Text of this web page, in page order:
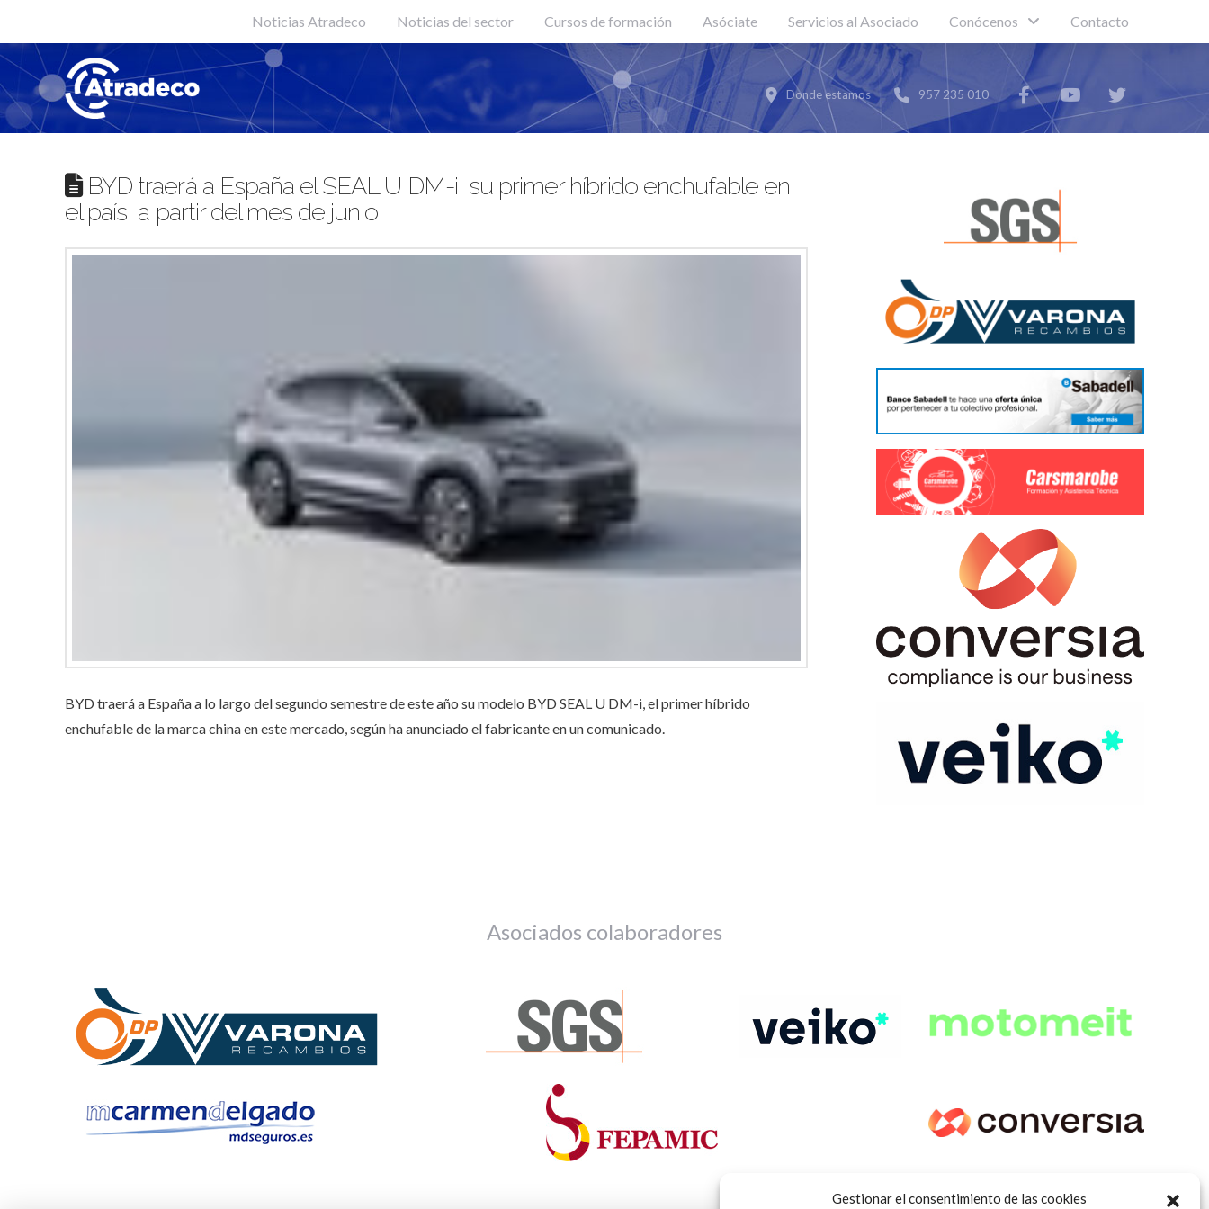
Gestionar el consentimiento de las cookies
Noticias Atradeco Noticias del sector Cursos de formación Asóciate Servicios al Asociado Conócenos Contacto
Donde estamos 957 235 010
BYD traerá a España el SEAL U DM-i, su primer híbrido enchufable en
el país, a partir del mes de junio
BYD traerá a España a lo largo del segundo semestre de este año su modelo BYD SEAL U DM-i, el primer híbrido
enchufable de la marca china en este mercado, según ha anunciado el fabricante en un comunicado.
Asociados colaboradores